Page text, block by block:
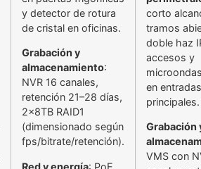
y detector de rotura
de cristal en oficinas.
Grabación y
almacenamiento:
NVR 16 canales,
retención 21–28 días,
2x8TB RAID1
(dimensionado según
fps/bitrate/retención).
Red y energía: PoE
corto
tramos
doble haz
accesos y
en entradas
principales.
Grabación
VMS con